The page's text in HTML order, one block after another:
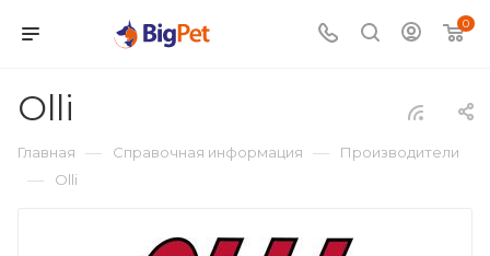
0
Olli
Главная — Справочная информация — Производители
— Olli